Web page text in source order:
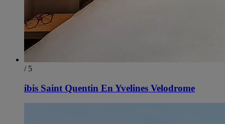
/ 5
ibis Saint Quentin En Yvelines Velodrome